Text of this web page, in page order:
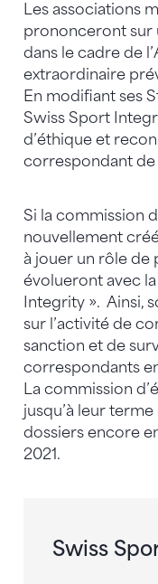
Les associations
prononceront sur
dans le cadre de
extraordinaire
En modifiant ses
Swiss Sport
d’éthique et
correspondant de
Si la commission
nouvellement
à jouer un rôle de
évolueront avec
Integrity ». Ainsi,
sur l’activité de
sanction et de
correspondants
La commission
jusqu’à leur
dossiers encore
2021.
Swiss